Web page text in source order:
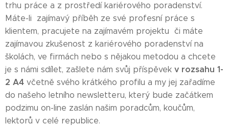
trhu práce a z prostředí kariérového poradenství.
Máte-li zajímavý příběh ze své profesní práce s
klientem, pracujete na zajímavém projektu či máte
zajímavou zkušenost z kariérového poradenství na
školách, ve firmách nebo s nějakou metodou a chcete
je s námi sdílet, zašlete nám svůj příspěvek v rozsahu 1-
2 A4 včetně svého krátkého profilu a my jej zařadíme
do našeho letního newsletteru, který bude začátkem
podzimu on-line zaslán našim poradcům, koučům,
lektorů v celé republice.